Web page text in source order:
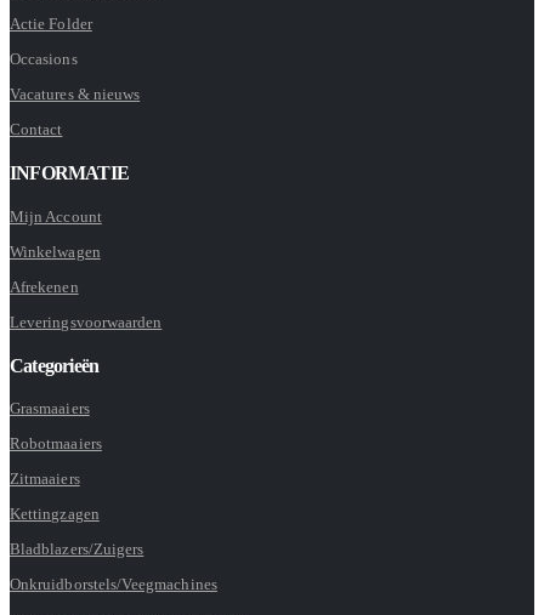
Actie Folder
Occasions
Vacatures & nieuws
Contact
INFORMATIE
Mijn Account
Winkelwagen
Afrekenen
Leveringsvoorwaarden
Categorieën
Grasmaaiers
Robotmaaiers
Zitmaaiers
Kettingzagen
Bladblazers/Zuigers
Onkruidborstels/Veegmachines